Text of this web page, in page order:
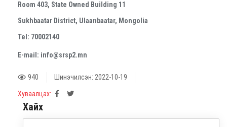
Room 403, State Owned Building 11
Sukhbaatar District, Ulaanbaatar, Mongolia
Tel: 70002140
E-mail: info@srsp2.mn
940 Шинэчилсэн: 2022-10-19
Хуваалцах:
Хайх